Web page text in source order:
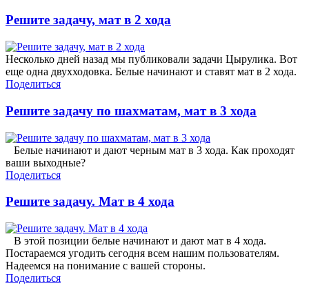
Решите задачу, мат в 2 хода
Несколько дней назад мы публиковали задачи Цырулика. Вот
еще одна двухходовка. Белые начинают и ставят мат в 2 хода.
Поделиться
Решите задачу по шахматам, мат в 3 хода
Белые начинают и дают черным мат в 3 хода. Как проходят
ваши выходные?
Поделиться
Решите задачу. Мат в 4 хода
В этой позиции белые начинают и дают мат в 4 хода.
Постараемся угодить сегодня всем нашим пользователям.
Надеемся на понимание с вашей стороны.
Поделиться